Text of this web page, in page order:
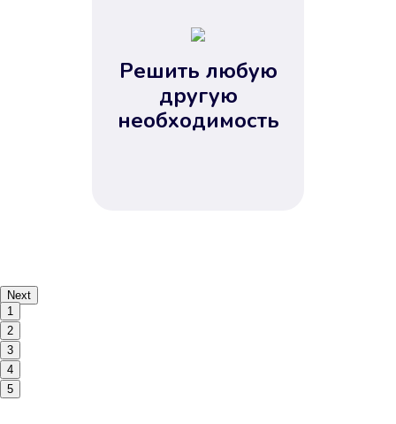
Решить любую
другую
необходимость
Next
1
2
3
4
5